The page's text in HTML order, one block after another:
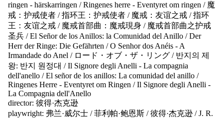
ringen - härskarringen /Ringenes herre - Eventyret om ringen / 魔
戒：护戒使者 /指环王：护戒使者 / 魔戒：友谊之戒 /指环
王：友谊之戒 / 魔戒首部曲：魔戒現身 / 魔戒首部曲之护戒
圣兵 /El Señor de los Anillos: la Comunidad del Anillo /Der
Herr der Ringe: Die Gefährten /O Senhor dos Anéis - A
Irmandade do Anel / ロード・オブ・ザ・リング / 반지의 제
왕: 반지 원정대 /Il Signore degli Anelli - La compagnia
dell'anello /El señor de los anillos: La comunidad del anillo /
Ringenes Herre - Eventyret om Ringen /Il Signore degli Anelli -
La Compagnia dell'Anello
director: 彼得·杰克逊
playwright: 弗兰·威尔士 /菲利帕·鲍恩斯 /彼得·杰克逊 /J. R.